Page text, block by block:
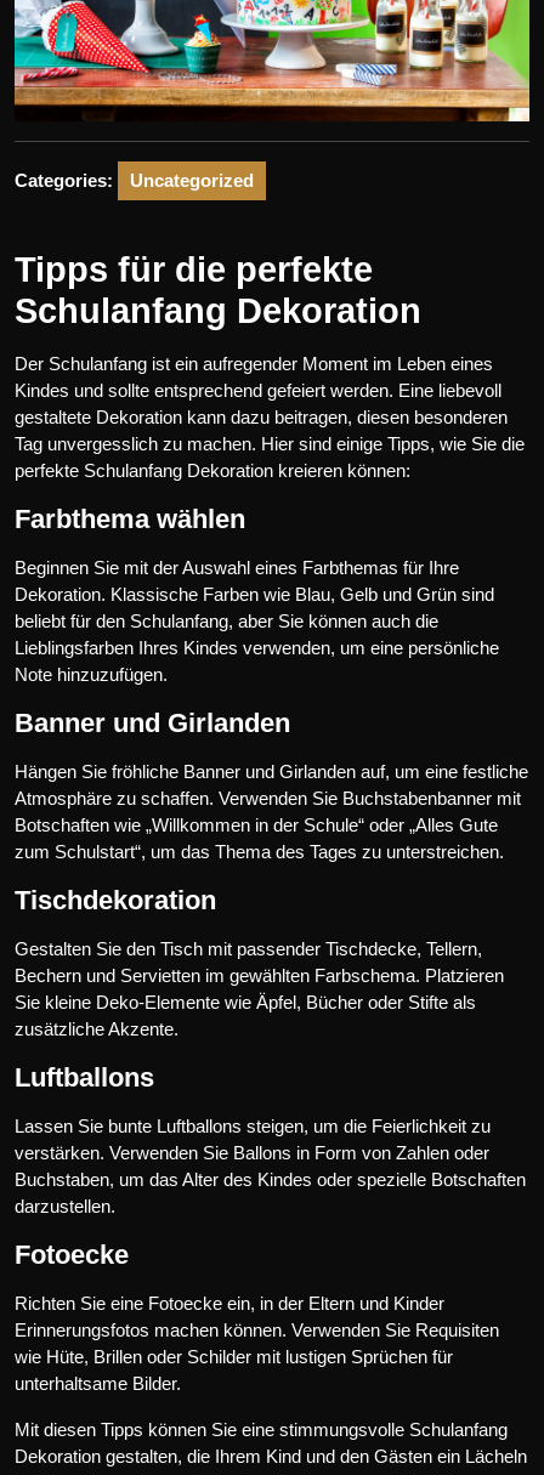
Categories: Uncategorized
Tipps für die perfekte
Schulanfang Dekoration
Der Schulanfang ist ein aufregender Moment im Leben eines
Kindes und sollte entsprechend gefeiert werden. Eine liebevoll
gestaltete Dekoration kann dazu beitragen, diesen besonderen
Tag unvergesslich zu machen. Hier sind einige Tipps, wie Sie die
perfekte Schulanfang Dekoration kreieren können:
Farbthema wählen
Beginnen Sie mit der Auswahl eines Farbthemas für Ihre
Dekoration. Klassische Farben wie Blau, Gelb und Grün sind
beliebt für den Schulanfang, aber Sie können auch die
Lieblingsfarben Ihres Kindes verwenden, um eine persönliche
Note hinzuzufügen.
Banner und Girlanden
Hängen Sie fröhliche Banner und Girlanden auf, um eine festliche
Atmosphäre zu schaffen. Verwenden Sie Buchstabenbanner mit
Botschaften wie „Willkommen in der Schule“ oder „Alles Gute
zum Schulstart“, um das Thema des Tages zu unterstreichen.
Tischdekoration
Gestalten Sie den Tisch mit passender Tischdecke, Tellern,
Bechern und Servietten im gewählten Farbschema. Platzieren
Sie kleine Deko-Elemente wie Äpfel, Bücher oder Stifte als
zusätzliche Akzente.
Luftballons
Lassen Sie bunte Luftballons steigen, um die Feierlichkeit zu
verstärken. Verwenden Sie Ballons in Form von Zahlen oder
Buchstaben, um das Alter des Kindes oder spezielle Botschaften
darzustellen.
Fotoecke
Richten Sie eine Fotoecke ein, in der Eltern und Kinder
Erinnerungsfotos machen können. Verwenden Sie Requisiten
wie Hüte, Brillen oder Schilder mit lustigen Sprüchen für
unterhaltsame Bilder.
Mit diesen Tipps können Sie eine stimmungsvolle Schulanfang
Dekoration gestalten, die Ihrem Kind und den Gästen ein Lächeln